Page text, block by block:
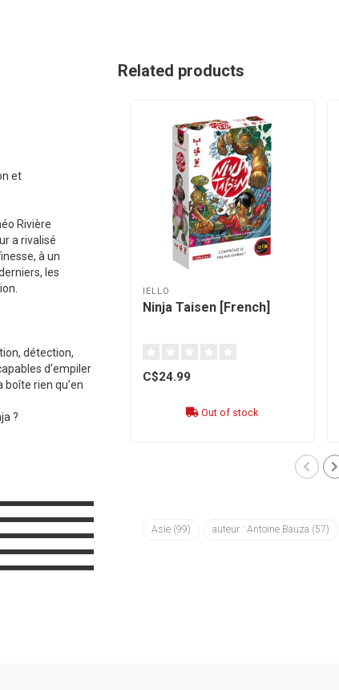
et
Rivière
a rivalisé
à un
les
détection,
d’empiler
rien qu’en
?
Related products
IELLO
Ninja Taisen [French]
C$24.99
Out of stock
Asie (99) auteur : Antoine Bauza (57)